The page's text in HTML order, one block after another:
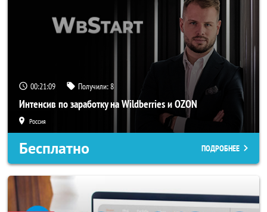
00:21:06 Получили:8
Интенсив по заработку на Wildberries и OZON
Россия
Бесплатно ПОДРОБНЕЕ